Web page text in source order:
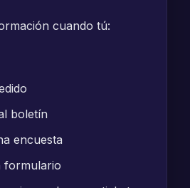
cuando tú:
boletín
encuesta
formulario